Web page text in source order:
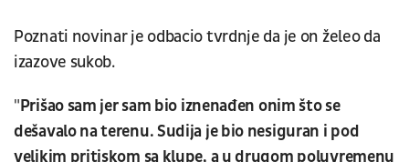
Poznati novinar je odbacio tvrdnje da je on želeo da
izazove sukob.
"Prišao sam jer sam bio iznenađen onim što se
dešavalo na terenu. Sudija je bio nesiguran i pod
velikim pritiskom sa klupe, a u drugom poluvremenu